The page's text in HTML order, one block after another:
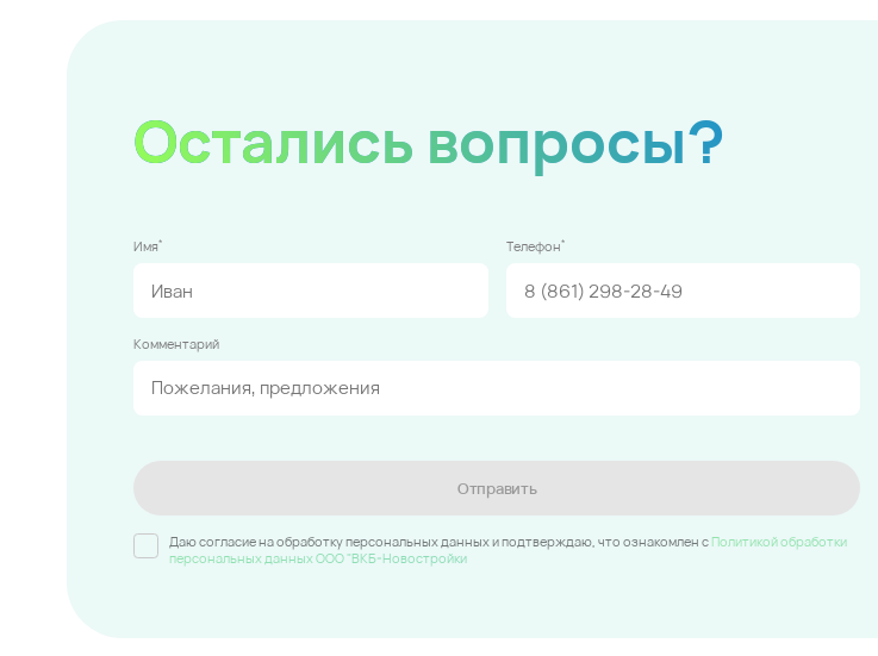
Остались вопросы?
Имя* Телефон*
Комментарий
Отправить
Даю согласие на обработку персональных данных и подтверждаю, что ознакомлен c Политикой обработки
персональных данных ООО "ВКБ-Новостройки